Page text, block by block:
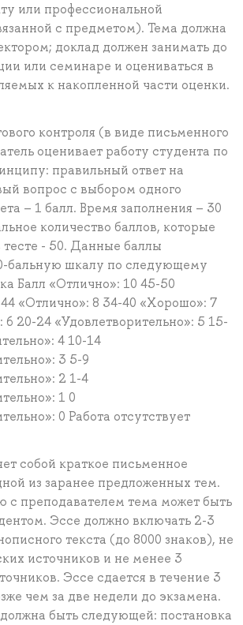
или профессиональной
с предметом). Тема должна
доклад должен занимать до
или семинаре и оцениваться в
к накопленной части оценки.
контроля (в виде письменного
оценивает работу студента по
правильный ответ на
вопрос с выбором одного
– 1 балл. Время заполнения – 30
количество баллов, которые
тесте - 50. Данные баллы
бальную шкалу по следующему
Балл «Отлично»: 10 45-50
«Отлично»: 8 34-40 «Хорошо»: 7
20-24 «Удовлетворительно»: 5 15-
4 10-14
3 5-9
2 1-4
1 0
0 Работа отсутствует
собой краткое письменное
из заранее предложенных тем.
с преподавателем тема может быть
Эссе должно включать 2-3
текста (до 8000 знаков), не
источников и не менее 3
Эссе сдается в течение 3
чем за две недели до экзамена.
быть следующей: постановка